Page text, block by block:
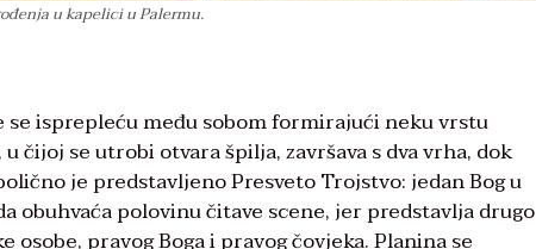
u kapelici u Palermu.
isprepleću među sobom formirajući neku vrstu
čijoj se utrobi otvara špilja, završava s dva vrha, dok
je predstavljeno Presveto Trojstvo: jedan Bog u
obuhvaća polovinu čitave scene, jer predstavlja drugo
pravog Boga i pravog čovjeka. Planina se